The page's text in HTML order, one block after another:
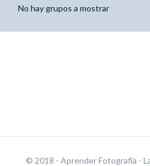
No hay grupos a mostrar
© 2018 - Aprender Fotografía -